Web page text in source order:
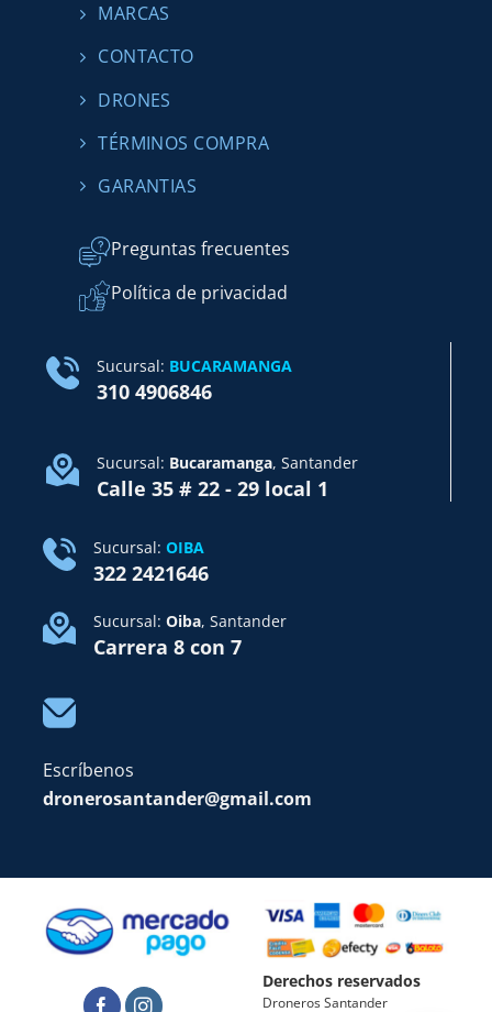
MARCAS
CONTACTO
DRONES
TÉRMINOS COMPRA
GARANTIAS
Preguntas frecuentes
Política de privacidad
Sucursal: BUCARAMANGA
310 4906846
Sucursal: Bucaramanga, Santander
Calle 35 # 22 - 29 local 1
Sucursal: OIBA
322 2421646
Sucursal: Oiba, Santander
Carrera 8 con 7
Escríbenos
dronerosantander@gmail.com
Derechos reservados
Droneros Santander